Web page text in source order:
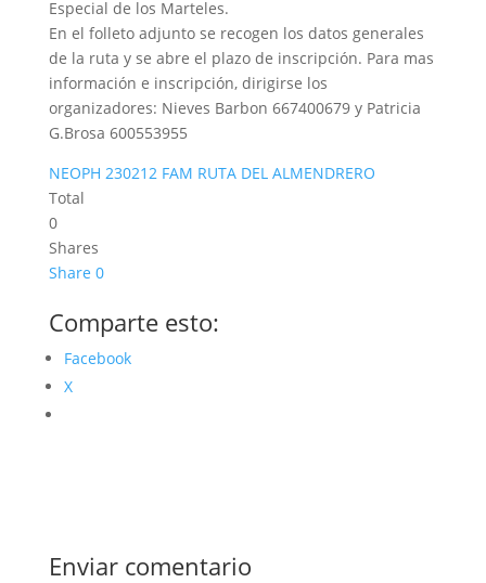
Especial de los Marteles.
En el folleto adjunto se recogen los datos generales
de la ruta y se abre el plazo de inscripción. Para mas
información e inscripción, dirigirse los
organizadores: Nieves Barbon 667400679 y Patricia
G.Brosa 600553955
NEOPH 230212 FAM RUTA DEL ALMENDRERO
Total
0
Shares
Share 0
Comparte esto:
Facebook
X
Enviar comentario